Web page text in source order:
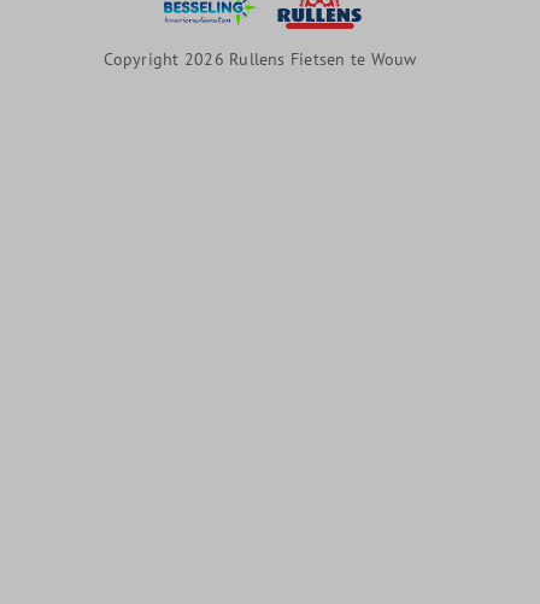
Copyright 2026 Rullens Fietsen te Wouw